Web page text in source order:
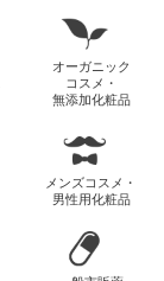
オーガニック
コスメ・
無添加化粧品
メンズコスメ・
男性用化粧品